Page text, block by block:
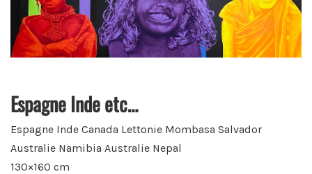
Espagne Inde etc…
Espagne Inde Canada Lettonie Mombasa Salvador
Australie Namibia Australie Nepal
130×160 cm